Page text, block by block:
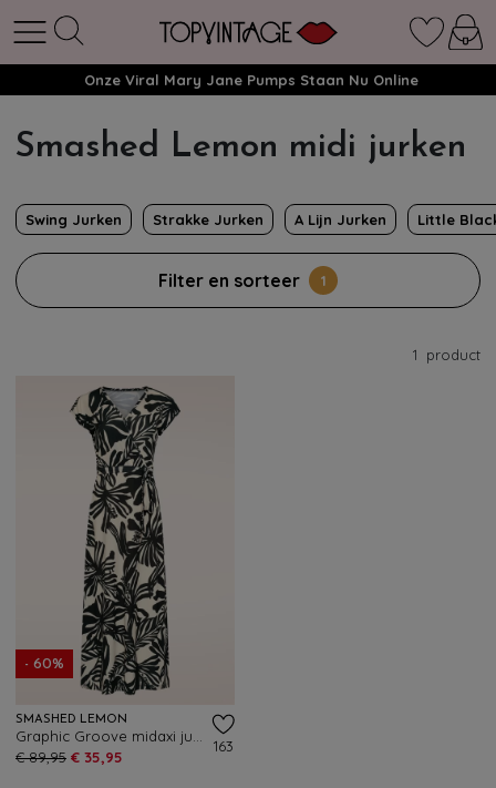
Onze Viral Mary Jane Pumps Staan Nu Online
Smashed Lemon midi jurken
Swing Jurken Strakke Jurken A Lijn Jurken Little
Filter en sorteer 1
1 product
- 60%
SMASHED LEMON
€ 89,95 € 35,95
163